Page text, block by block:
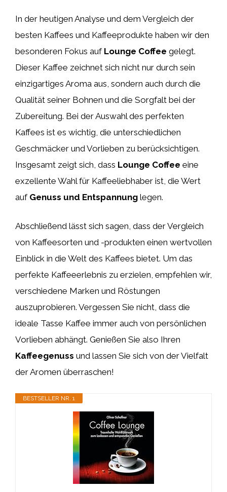
In der heutigen Analyse und dem Vergleich der
besten Kaffees und Kaffeeprodukte haben wir den
besonderen Fokus auf Lounge Coffee gelegt.
Dieser Kaffee zeichnet sich nicht nur durch sein
einzigartiges Aroma aus, sondern auch durch die
Qualität seiner Bohnen und die Sorgfalt bei der
Zubereitung. Bei der Auswahl des perfekten
Kaffees ist es wichtig, die unterschiedlichen
Geschmäcker und Vorlieben zu berücksichtigen.
Insgesamt zeigt sich, dass Lounge Coffee eine
exzellente Wahl für Kaffeeliebhaber ist, die Wert
auf Genuss und Entspannung legen.
Abschließend lässt sich sagen, dass der Vergleich
von Kaffeesorten und -produkten einen wertvollen
Einblick in die Welt des Kaffees bietet. Um das
perfekte Kaffeeerlebnis zu erzielen, empfehlen wir,
verschiedene Marken und Röstungen
auszuprobieren. Vergessen Sie nicht, dass die
ideale Tasse Kaffee immer auch von persönlichen
Vorlieben abhängt. Genießen Sie also Ihren
Kaffeegenuss und lassen Sie sich von der Vielfalt
der Aromen überraschen!
BESTSELLER NR. 1